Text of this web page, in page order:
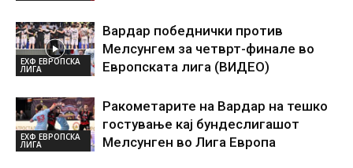
ЕХФ ЕВРОПСКА
ЛИГА
Вардар победнички против
Мелсунгем за четврт-финале во
Европската лига (ВИДЕО)
ЕХФ ЕВРОПСКА
ЛИГА
Ракометарите на Вардар на тешко
гостување кај бундеслигашот
Мелсунген во Лига Европа